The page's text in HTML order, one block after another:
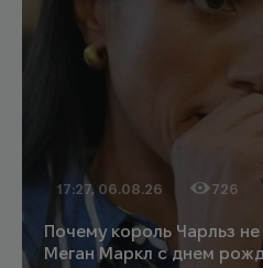
Дата публикации
17:27, 06.08.26
Количество просмотров
726
Почему король Чарльз
Меган Маркл с днем